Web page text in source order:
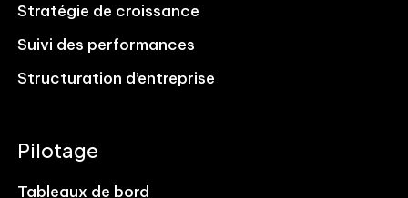
Stratégie de croissance
Suivi des performances
Structuration d’entreprise
Pilotage
Tableaux de bord